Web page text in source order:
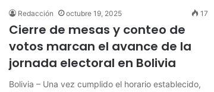
Redacción octubre 19, 2025 17
Cierre de mesas y conteo de
votos marcan el avance de la
jornada electoral en Bolivia
Bolivia – Una vez cumplido el horario establecido,